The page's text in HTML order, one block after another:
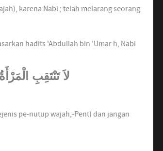
karena Nabi ; telah melarang seorang
hadits 'Abdullah bin 'Umar h, Nabi
لاَ تَنْتَقِبِِ
pe-nutup wajah,-Pent) dan jangan